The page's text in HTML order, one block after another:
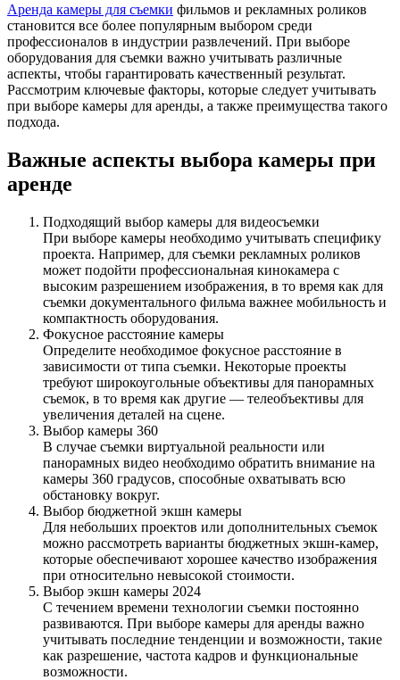
Аренда камеры для съемки фильмов и рекламных роликов
становится все более популярным выбором среди
профессионалов в индустрии развлечений. При выборе
оборудования для съемки важно учитывать различные
аспекты, чтобы гарантировать качественный результат.
Рассмотрим ключевые факторы, которые следует учитывать
при выборе камеры для аренды, а также преимущества такого
подхода.
Важные аспекты выбора камеры при
аренде
Подходящий выбор камеры для видеосъемки
При выборе камеры необходимо учитывать специфику
проекта. Например, для съемки рекламных роликов
может подойти профессиональная кинокамера с
высоким разрешением изображения, в то время как для
съемки документального фильма важнее мобильность и
компактность оборудования.
Фокусное расстояние камеры
Определите необходимое фокусное расстояние в
зависимости от типа съемки. Некоторые проекты
требуют широкоугольные объективы для панорамных
съемок, в то время как другие — телеобъективы для
увеличения деталей на сцене.
Выбор камеры 360
В случае съемки виртуальной реальности или
панорамных видео необходимо обратить внимание на
камеры 360 градусов, способные охватывать всю
обстановку вокруг.
Выбор бюджетной экшн камеры
Для небольших проектов или дополнительных съемок
можно рассмотреть варианты бюджетных экшн-камер,
которые обеспечивают хорошее качество изображения
при относительно невысокой стоимости.
Выбор экшн камеры 2024
С течением времени технологии съемки постоянно
развиваются. При выборе камеры для аренды важно
учитывать последние тенденции и возможности, такие
как разрешение, частота кадров и функциональные
возможности.